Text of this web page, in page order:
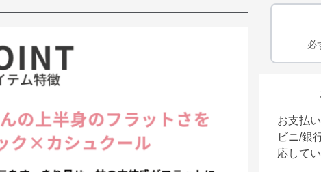
必
お支払
ビニ/銀
応してい